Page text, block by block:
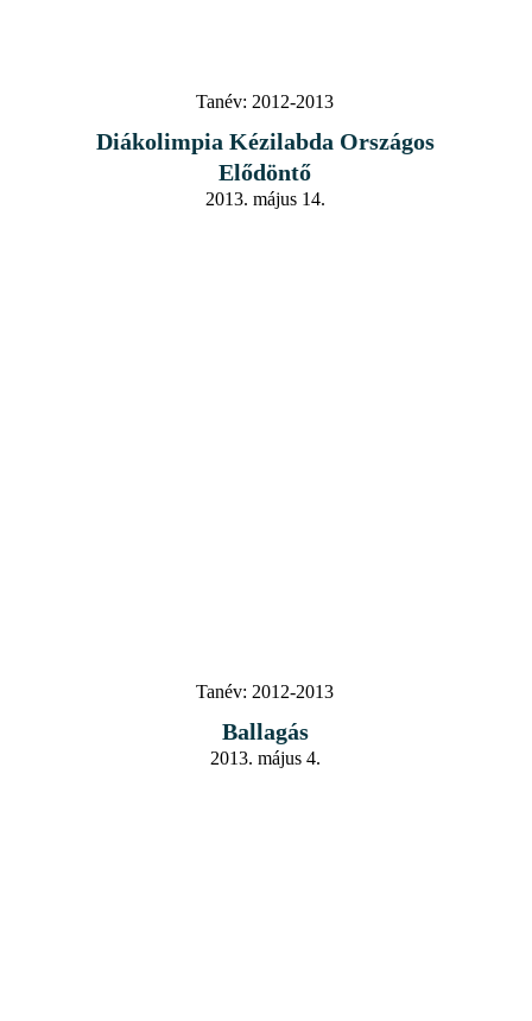
Tanév: 2012-2013
Diákolimpia Kézilabda Országos
Elődöntő
2013. május 14.
Tanév: 2012-2013
Ballagás
2013. május 4.